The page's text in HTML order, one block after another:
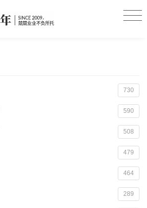
730
590
508
479
464
289